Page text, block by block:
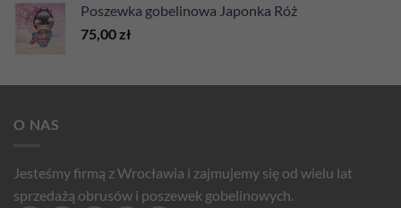
Poszewka gobelinowa Japonka Róż
75,00 zł
O NAS
Jesteśmy firmą z Wrocławia i zajmujemy się od wielu lat
sprzedażą obrusów i poszewek gobelinowych.